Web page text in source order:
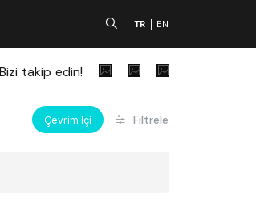
A TR EN
Bizi takip edin!
Çevrim Içi Filtrele